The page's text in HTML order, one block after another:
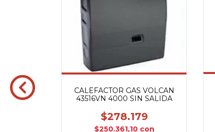
CALEFACTOR GAS VOLCAN
43516VN 4000 SIN SALIDA
$278.179
$250.361,10 con